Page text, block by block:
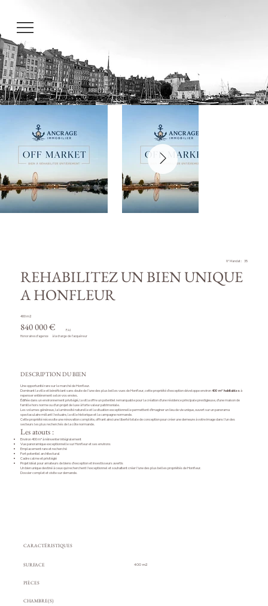
DESCRIPTION DU BIEN
Une opportunité rare sur le marché de Honfleur.
Dominant la ville et bénéficiant sans doute de l'une des plus belles vues de Honfleur, cette propriété d'exception développe environ400 m² habitablesà
repenser entièrement selon vos envies.
Édifiée dans un environnement privilégié, la villa offre un potentiel remarquable pour la création d'une résidence principale prestigieuse, d'une maison de
famille hors norme ou d'un projet de luxe à forte valeur patrimoniale.
Les volumes généreux, la luminosité naturelle et la situation exceptionnelle permettent d'imaginer un lieu de vie unique, ouvert sur un panorama
spectaculaire mêlant l'estuaire, la ville historique et la campagne normande.
Cette propriété nécessite une rénovation complète, offrant ainsi une liberté totale de conception pour créer une demeure à votre image dans l'un des
secteurs les plus recherchés de la côte normande.
Les atouts :
Environ 400 m² à réinventer intégralement
Vue panoramique exceptionnelle sur Honfleur et ses environs
Emplacement rare et recherché
Fort potentiel architectural
Cadre calme et privilégié
Projet idéal pour amateurs de biens d'exception et investisseurs avertis
Un bien unique destiné à ceux qui recherchent l'exceptionnel et souhaitent créer l'une des plus belles propriétés de Honfleur.
Dossier complet et visite sur demande.
N° Mandat : 35
REHABILITEZ UN BIEN UNIQUE
A HONFLEUR
400 m2
840 000 €
FAI
Honoraires d'agence
à la charge de l'acquéreur
CARACTÉRISTIQUES
SURFACE
PIÈCES
CHAMBRE(S)
400 m2